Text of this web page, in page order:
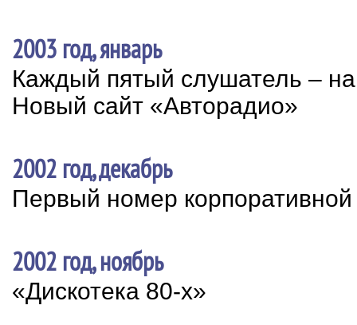
2003 год, январь
Каждый пятый слушатель –
Новый сайт «Авторадио»
2002 год, декабрь
Первый номер
2002 год, ноябрь
«Дискотека 80-х»